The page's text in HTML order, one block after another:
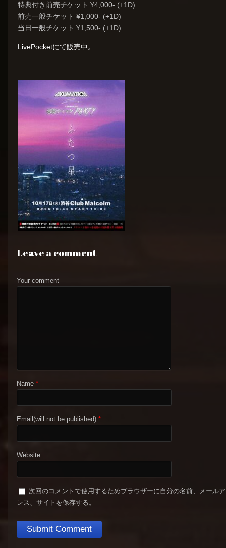
特典付き前売チケット ¥4,000- (+1D)
前売一般チケット ¥1,000- (+1D)
当日一般チケット ¥1,500- (+1D)
LivePocketにて販売中。
Leave a comment
Your comment
Name *
Email(will not be published) *
Website
次回のコメントで使用するためブラウザーに自分の名前、メール
レス、サイトを保存する。